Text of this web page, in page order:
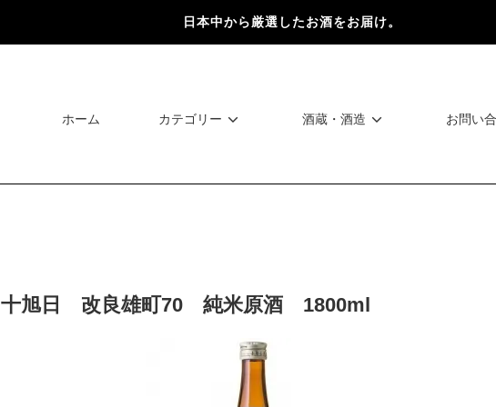
日本中から厳選したお酒をお届け。
ホーム カテゴリー 酒蔵・酒造 お問い
十旭日 改良雄町70 純米原酒 1800ml